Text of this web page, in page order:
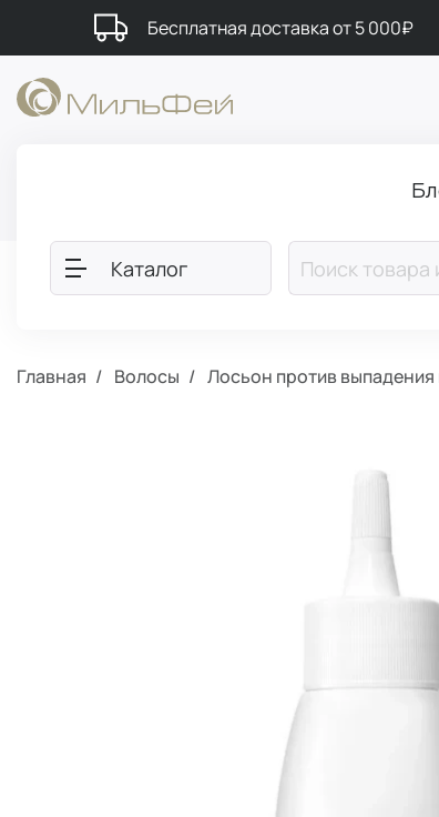
Бесплатная доставка от 5 000₽
Каталог
Главная Волосы Лосьон против выпадения